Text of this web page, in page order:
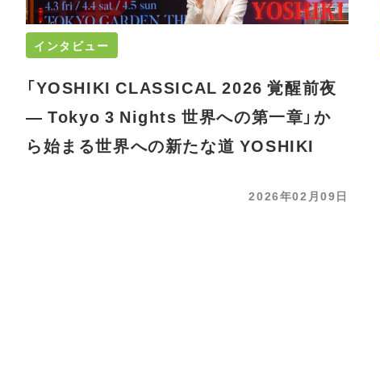
インタビュー
「YOSHIKI CLASSICAL 2026 覚醒前夜
― Tokyo 3 Nights 世界への第一章」か
ら始まる世界への新たな道 YOSHIKI
2026年02月09日